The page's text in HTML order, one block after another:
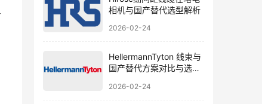
相机与国产替代选型解析
2026-02-24
HellermannTyton 线束与
国产替代方案对比与选型
2026-02-24